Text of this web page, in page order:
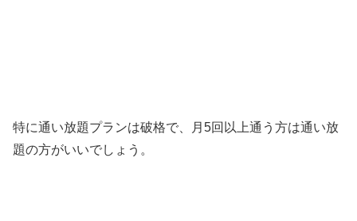
特に通い放題プランは破格で、月5回以上通う方は通い放
題の方がいいでしょう。